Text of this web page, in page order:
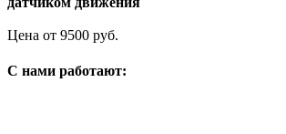
Цена от 9500 руб.
C нами работают: